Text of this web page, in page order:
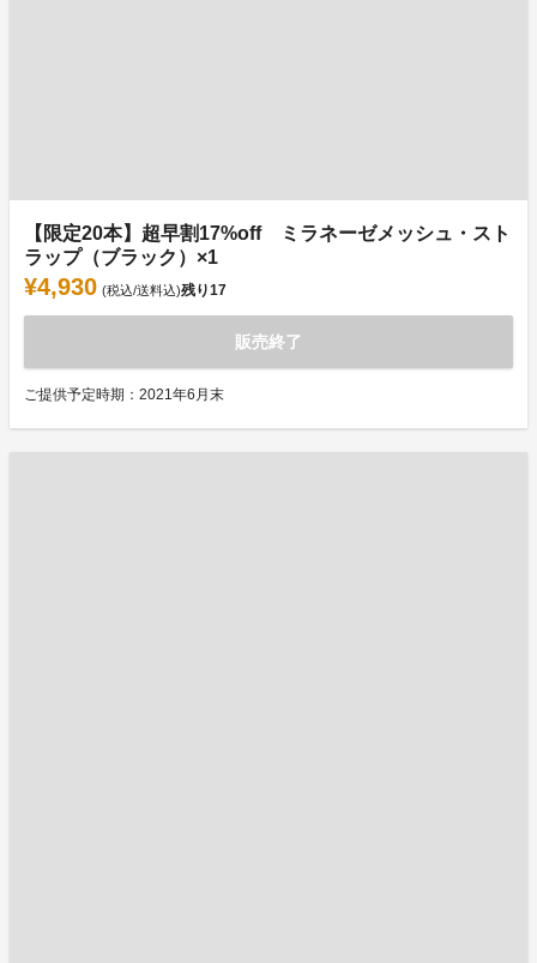
【限定20本】超早割17%off ミラネーゼメッシュ・スト
ラップ（ブラック）×1
¥4,930 (税込/送料込)残り17
販売終了
ご提供予定時期：2021年6月末